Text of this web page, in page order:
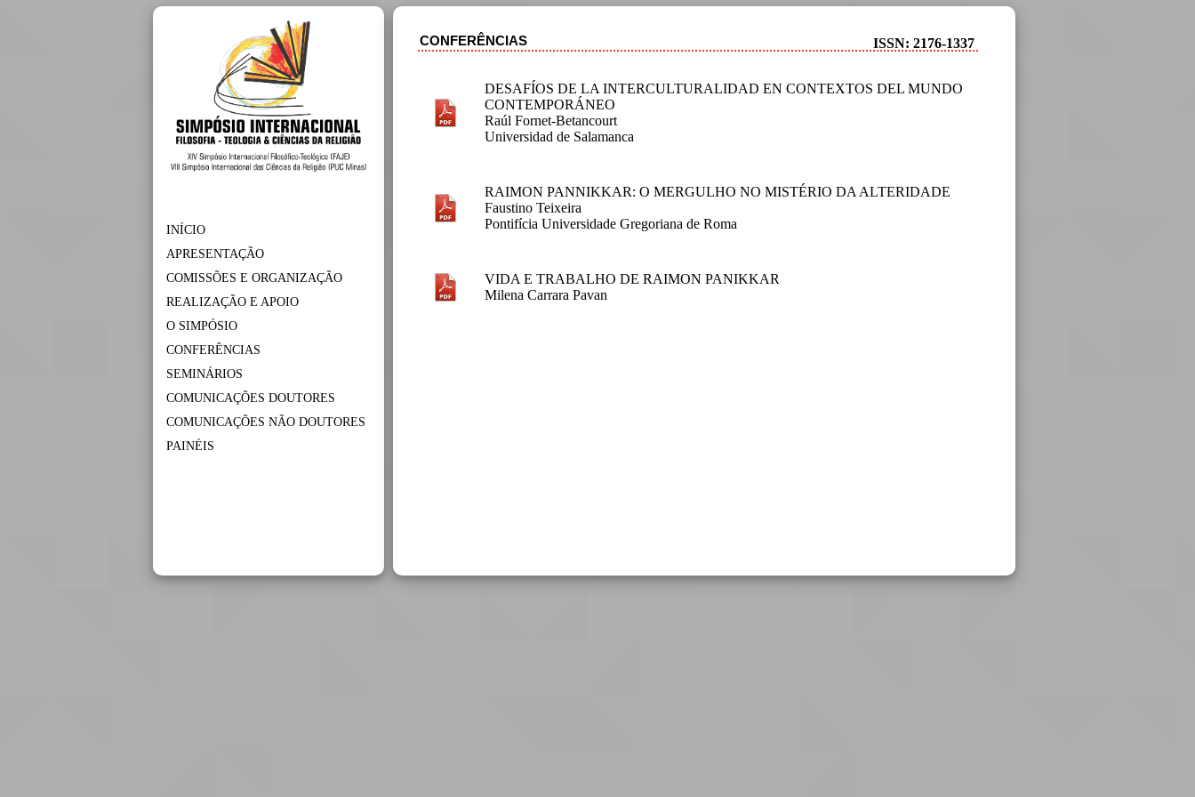
INÍCIO
APRESENTAÇÃO
COMISSÕES E ORGANIZAÇÃO
REALIZAÇÃO E APOIO
O SIMPÓSIO
CONFERÊNCIAS
SEMINÁRIOS
COMUNICAÇÕES DOUTORES
COMUNICAÇÕES NÃO DOUTORES
PAINÉIS
ISSN: 2176-1337
CONFERÊNCIAS
DESAFÍOS DE LA INTERCULTURALIDAD EN CONTEXTOS DEL MUNDO
CONTEMPORÁNEO
Raúl Fornet-Betancourt
Universidad de Salamanca
RAIMON PANNIKKAR: O MERGULHO NO MISTÉRIO DA ALTERIDADE
Faustino Teixeira
Pontifícia Universidade Gregoriana de Roma
VIDA E TRABALHO DE RAIMON PANIKKAR
Milena Carrara Pavan